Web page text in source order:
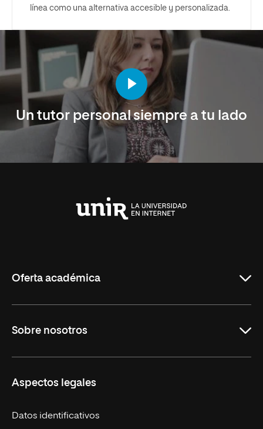
línea como una alternativa accesible y personalizada.
Un tutor personal siempre a tu lado
Oferta académica
Licenciaturas en línea
Másteres Europeos
Cursos Europeos
Títulos Americanos
Sobre nosotros
Nuestros alumnos
Únete a nosotros
Aspectos legales
Datos identificativos